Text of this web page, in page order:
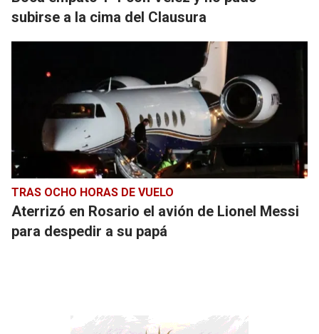
subirse a la cima del Clausura
TRAS OCHO HORAS DE VUELO
Aterrizó en Rosario el avión de Lionel Messi
para despedir a su papá